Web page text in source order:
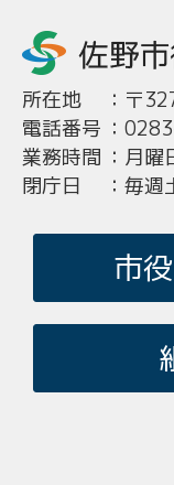
所在地 ： 〒
電話番号 ：
業務時間 ： 月曜
閉庁日
： 毎週
市